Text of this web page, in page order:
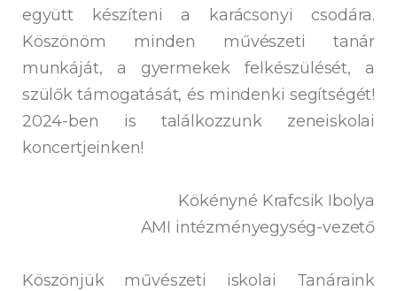
együtt készíteni a karácsonyi csodára.
Köszönöm minden művészeti tanár
munkáját, a gyermekek felkészülését, a
szülők támogatását, és mindenki segítségét!
2024-ben is találkozzunk zeneiskolai
koncertjeinken!
Kökényné Krafcsik Ibolya
AMI intézményegység-vezető
Köszönjük művészeti iskolai Tanáraink